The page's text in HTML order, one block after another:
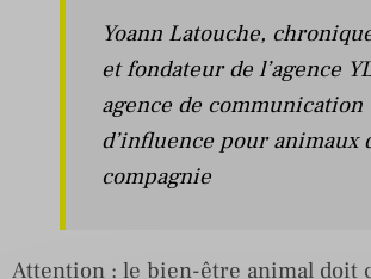
Yoann Latouche,
et fondateur de l’agence
agence de communication
d’influence pour animaux
compagnie
Attention : le bien-être animal doit